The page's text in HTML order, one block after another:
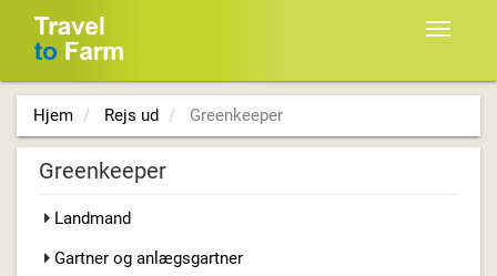
Toggle
Hjem Rejs ud Greenkeeper
Greenkeeper
Landmand
Gartner og anlægsgartner